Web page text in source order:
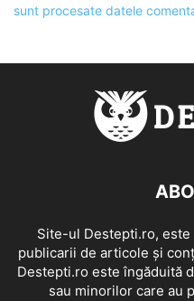
sunt procesate datele
Site-ul Destepti.ro,
publicarii de articole și
Destepti.ro este îngăduită
sau minorilor care au